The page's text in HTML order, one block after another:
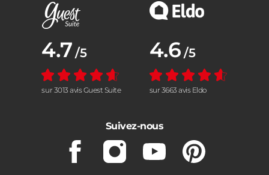
Note moyenne :
4.7 /5
sur 3013 avis Guest Suite
Note moyenne :
4.6 /5
sur 3663 avis Eldo
Suivez-nous
FacebookInstagramYoutubePinterest